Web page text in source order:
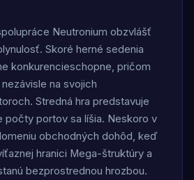
Neutronium obzvlášť
Skoré herné sedenia
konkurencieschopne, pričom
na svojich
Stredná hra predstavuje
počty portov sa líšia. Neskoro v
obchodných dohôd, keď
hranici Mega-štruktúry a
bezprostrednou hrozbou.